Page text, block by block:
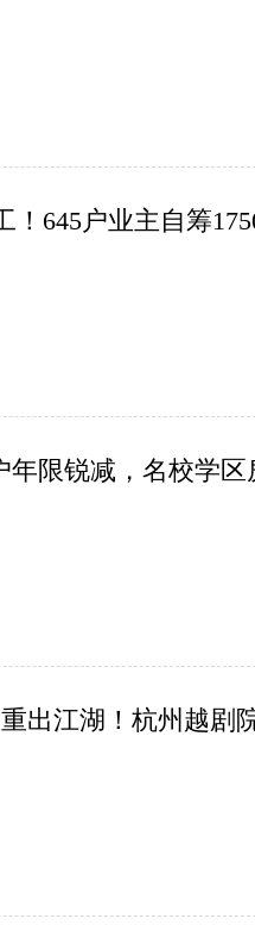
！645户业主自筹
年限锐减，名校学
出江湖！杭州越剧